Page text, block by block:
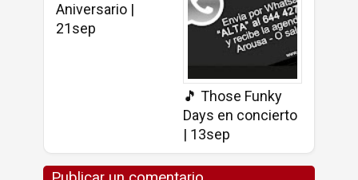
Aniversario |
21sep
🎵 Those Funky
Days en concierto
| 13sep